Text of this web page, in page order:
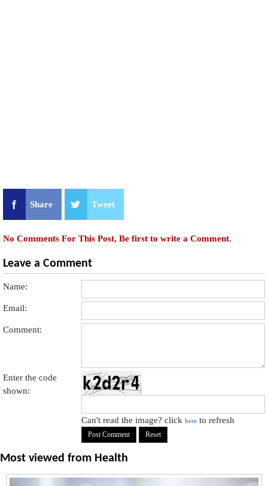
Share Tweet
No Comments For This Post, Be first to write a Comment.
Leave a Comment
Name:
Email:
Comment:
Enter the code
shown:
Can't read the image? clickhere to refresh
Most viewed from Health